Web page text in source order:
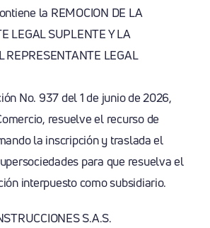
la REMOCION DE LA
LEGAL SUPLENTE Y LA
REPRESENTANTE LEGAL
No. 937 del 1 de junio de 2026,
resuelve el recurso de
la inscripción y traslada el
para que resuelva el
interpuesto como subsidiario.
S.A.S.